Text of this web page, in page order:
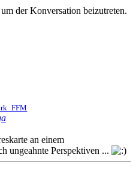
um der Konversation beizutreten.
an einem
ungeahnte Perspektiven ...